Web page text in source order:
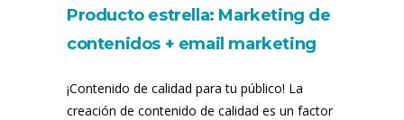
Producto estrella: Marketing de
contenidos + email marketing
¡Contenido de calidad para tu público! La
creación de contenido de calidad es un factor